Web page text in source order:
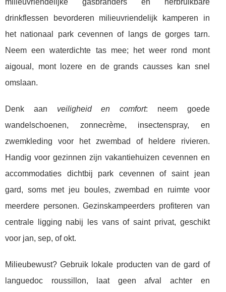
milieuvriendelijke gasbranders en herbruikbare
drinkflessen bevorderen milieuvriendelijk kamperen in
het nationaal park cevennen of langs de gorges tarn.
Neem een waterdichte tas mee; het weer rond mont
aigoual, mont lozere en de grands causses kan snel
omslaan.
Denk aan veiligheid en comfort: neem goede
wandelschoenen, zonnecrème, insectenspray, en
zwemkleding voor het zwembad of heldere rivieren.
Handig voor gezinnen zijn vakantiehuizen cevennen en
accommodaties dichtbij park cevennen of saint jean
gard, soms met jeu boules, zwembad en ruimte voor
meerdere personen. Gezinskampeerders profiteren van
centrale ligging nabij les vans of saint privat, geschikt
voor jan, sep, of okt.
Milieubewust? Gebruik lokale producten van de gard of
languedoc roussillon, laat geen afval achter en